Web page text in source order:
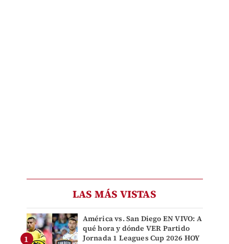
LAS MÁS VISTAS
América vs. San Diego EN VIVO: A
qué hora y dónde VER Partido
Jornada 1 Leagues Cup 2026 HOY